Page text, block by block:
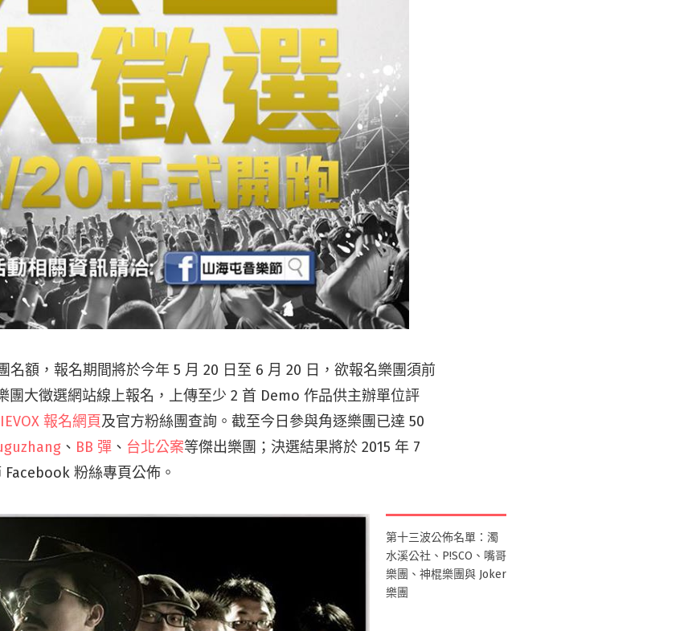
名額，報名期間將於今年 5 月 20 日至 6 月 20 日，欲報名樂團須前
團大徵選網站線上報名，上傳至少 2 首 Demo 作品供主辦單位評
報名網頁及官方粉絲團查詢。截至今日參與角逐樂團已達 50
、 BB 彈 、 台北公案等傑出樂團；決選結果將於 2015 年 7
粉絲專頁公佈。
第十三波公佈名單：濁
水溪公社、P!SCO、嘴哥
樂團、神棍樂團與 Joker
樂團